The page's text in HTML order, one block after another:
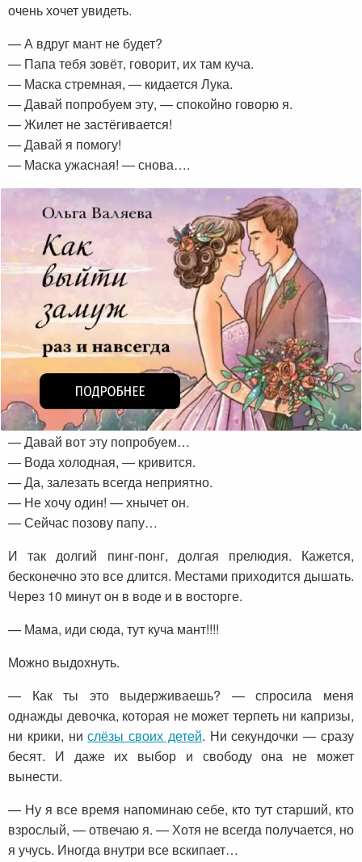
очень хочет увидеть.
— А вдруг мант не будет?
— Папа тебя зовёт, говорит, их там куча.
— Маска стремная, — кидается Лука.
— Давай попробуем эту, — спокойно говорю я.
— Жилет не застёгивается!
— Давай я помогу!
— Маска ужасная! — снова….
— Давай вот эту попробуем…
— Вода холодная, — кривится.
— Да, залезать всегда неприятно.
— Не хочу один! — хнычет он.
— Сейчас позову папу…
И так долгий пинг-понг, долгая прелюдия. Кажется,
бесконечно это все длится. Местами приходится дышать.
Через 10 минут он в воде и в восторге.
— Мама, иди сюда, тут куча мант!!!!
Можно выдохнуть.
— Как ты это выдерживаешь? — спросила меня
однажды девочка, которая не может терпеть ни капризы,
ни крики, нислёзы своих детей. Ни секундочки — сразу
бесят. И даже их выбор и свободу она не может
вынести.
— Ну я все время напоминаю себе, кто тут старший, кто
взрослый, — отвечаю я. — Хотя не всегда получается, но
я учусь. Иногда внутри все вскипает…